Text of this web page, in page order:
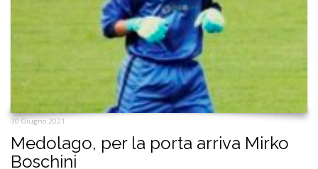
30 Giugno 2021
Medolago, per la porta arriva Mirko
Boschini